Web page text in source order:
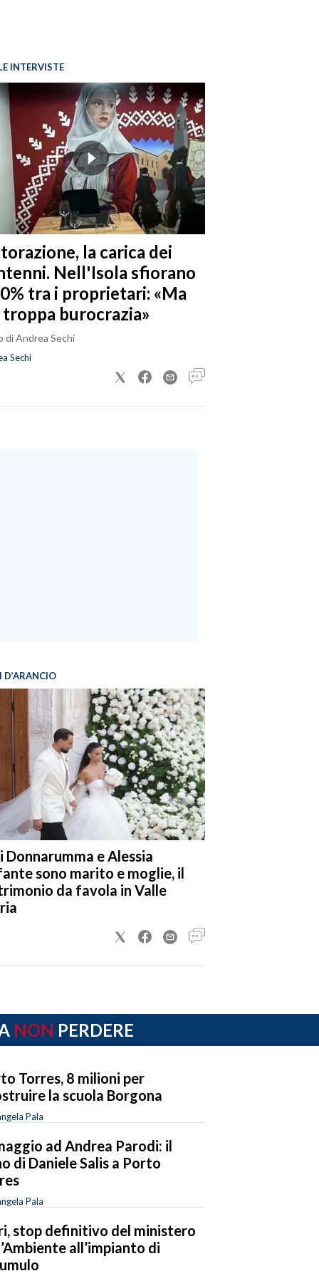
INTERVISTE
la carica dei
Nell'Isola sfiorano
tra i proprietari: «Ma
burocrazia»
di Andrea Sechi
Sechi
D’ARANCIO
Donnarumma e Alessia
sono marito e moglie, il
da favola in Valle
NON PERDERE
Torres, 8 milioni per
la scuola Borgona
Pala
ad Andrea Parodi: il
di Daniele Salis a Porto
Pala
stop definitivo del ministero
all’impianto di